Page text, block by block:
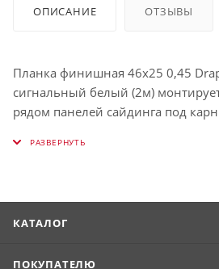
ОПИСАНИЕ ОТЗЫВЫ
Планка финишная 46х25 0,45
сигнальный белый (2м)
рядом панелей сайдинга под
КАТАЛОГ
ПОКУПАТЕЛЮ